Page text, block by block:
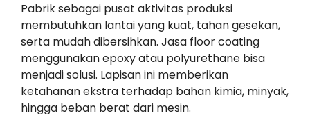
Pabrik sebagai pusat aktivitas produksi
membutuhkan lantai yang kuat, tahan gesekan,
serta mudah dibersihkan. Jasa floor coating
menggunakan epoxy atau polyurethane bisa
menjadi solusi. Lapisan ini memberikan
ketahanan ekstra terhadap bahan kimia, minyak,
hingga beban berat dari mesin.